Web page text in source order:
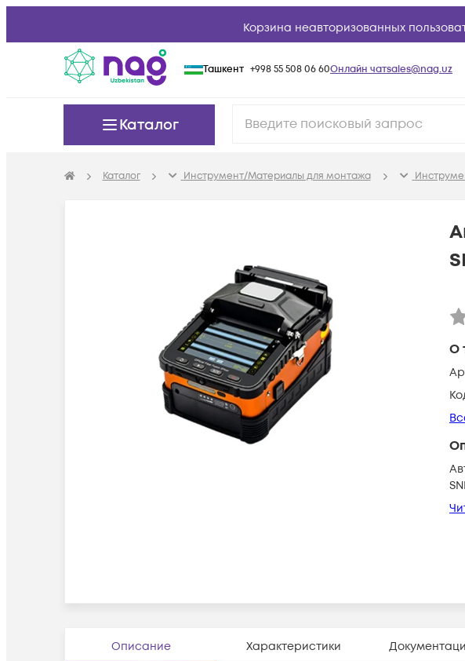
Корзина неавторизованных
Ташкент +998 55 508 06 60Онлайн чатsales@nag.uz
Каталог
Каталог Инструмент/Материалы для монтажа
О
Описание Характеристики